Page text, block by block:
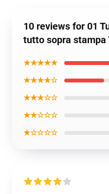
10 reviews for 01
tutto sopra stampa
★★★★★
★★★★☆
★★★☆☆
★★☆☆☆
★☆☆☆☆